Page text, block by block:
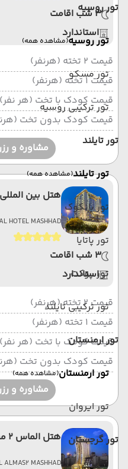
تور روسیه
تور روسیه(مشاهده همه)
تور مسکو
تور ترکیبی روسیه
تور تایلند
تور تایلند(مشاهده همه)
تور بانکوک
تور پاتایا
تور پوکت
تور ترکیبی تایلند
تور ارمنستان
تور ارمنستان(مشاهده همه)
تور ایروان
تور گرجستان
3 شب اقامت
استاندارد
قیمت 2 تخته (هرنفر)
قیمت 1 تخته (هرنفر)
قیمت کودک با تخت (هر نفر)
قیمت کودک بدون تخت
مشاوره و
هتل بین
HOTEL MASHHAD
3 شب اقامت
استاندارد
قیمت 2 تخته (هرنفر)
قیمت 1 تخته (هرنفر)
قیمت کودک با تخت (هر نفر)
قیمت کودک بدون تخت
مشاوره و
هتل الماس 2 مشهد
ALMAS2 MASHHAD